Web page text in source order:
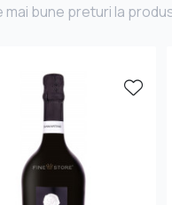
mai bune preturi la